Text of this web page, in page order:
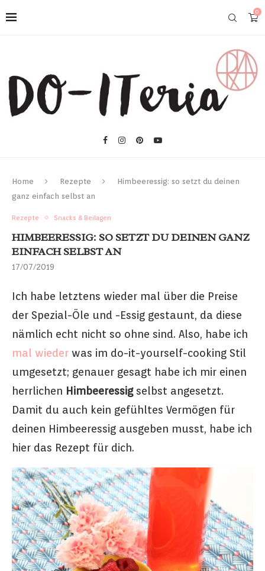
0
Home Rezepte
Himbeeressig: so setzt du deinen
ganz einfach selbst an
Rezepte Snacks & Beilagen
HIMBEERESSIG: SO SETZT DU DEINEN GANZ
EINFACH SELBST AN
17/07/2019
Ich habe letztens wieder mal über die Preise
der Spezial-Öle und -Essig gestaunt, da diese
nämlich echt nicht so ohne sind. Also, habe ich
mal wieder was im do-it-yourself-cooking Stil
umgesetzt; genauer gesagt habe ich mir einen
herrlichen Himbeeressigselbst angesetzt.
Damit du auch kein gefühltes Vermögen für
deinen Himbeeressig ausgeben musst, habe ich
hier das Rezept für dich.